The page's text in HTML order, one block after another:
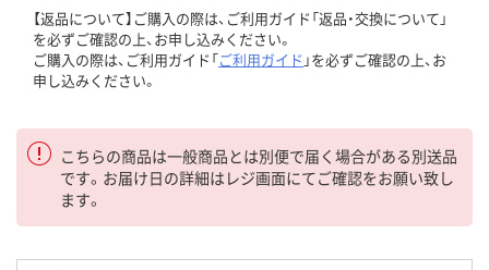
【返品について】ご購入の際は、ご利用ガイド「返品・交換について」
を必ずご確認の上、お申し込みください。
ご購入の際は、ご利用ガイド「ご利用ガイド 」を必ずご確認の上、お
申し込みください。
こちらの商品は一般商品とは別便で届く場合がある別送品
です。お届け日の詳細はレジ画面にてご確認をお願い致し
ます。